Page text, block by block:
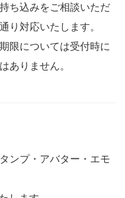
ち込みをご相談いただ
り対応いたします。
限については受付時に
ありません。
ンプ・アバター・エモ